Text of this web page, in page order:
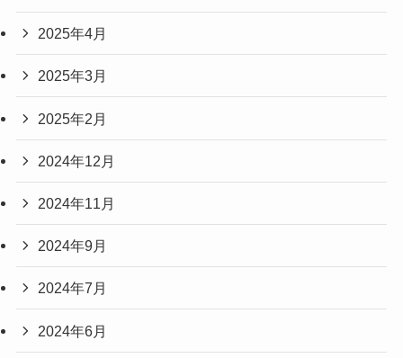
2025年4月
2025年3月
2025年2月
2024年12月
2024年11月
2024年9月
2024年7月
2024年6月